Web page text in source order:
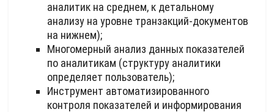
аналитик на среднем, к детальному
анализу на уровне транзакций-документов
на нижнем);
Многомерный анализ данных показателей
по аналитикам (структуру аналитики
определяет пользователь);
Инструмент автоматизированного
контроля показателей и информирования